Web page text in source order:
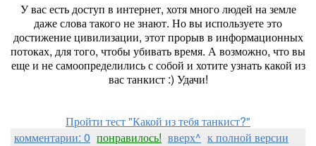
У вас есть доступ в интернет, хотя много людей на земле
даже слова такого не знают. Но вы используете это
достижение цивилизации, этот прорыв в информационных
потоках, для того, чтобы убивать время. А возможно, что вы
еще и не самоопределились с собой и хотите узнать какой из
вас танкист :) Удачи!
Пройти тест "Какой из тебя танкист?"
комментарии: 0 понравилось! вверх^ к полной версии